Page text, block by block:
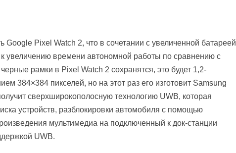
Pixel Watch 2, что в сочетании с увеличенной батареей
увеличению времени автономной работы по сравнению с
рамки в Pixel Watch 2 сохранятся, это будет 1,2-
384×384 пикселей, но на этот раз его изготовит Samsung
сверхширокополосную технологию UWB, которая
устройств, разблокировки автомобиля с помощью
мультимедиа на подключенный к док-станции
UWB.